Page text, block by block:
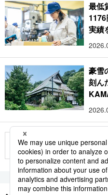
最低
実績
豪雪
刻ん
もっと